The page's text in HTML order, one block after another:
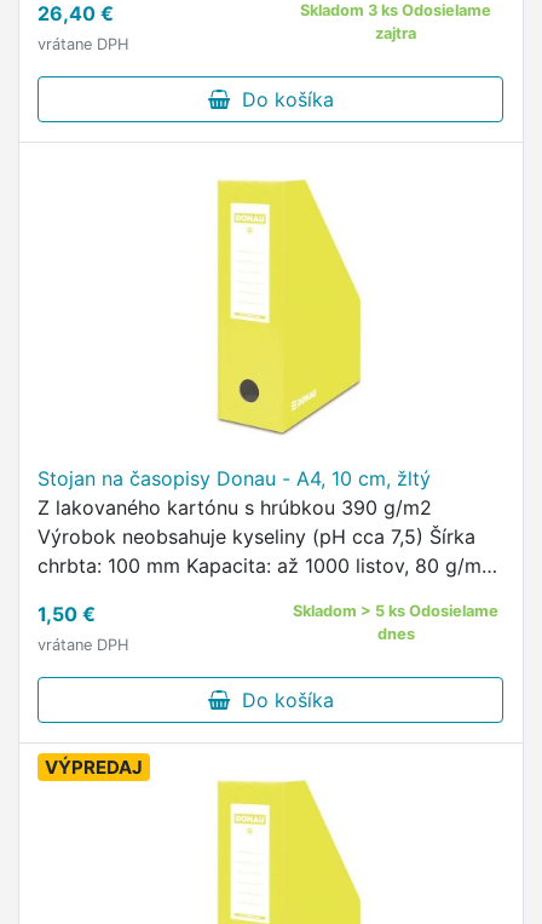
26,40 €
vrátane DPH
Skladom 3 ks Odosielame
zajtra
Do košíka
Stojan na časopisy Donau - A4, 10 cm, žltý
Z lakovaného kartónu s hrúbkou 390 g/m2
Výrobok neobsahuje kyseliny (pH cca 7,5) Šírka
chrbta: 100 mm Kapacita: až 1000 listov, 80 g/m2
krabice z regálu Certifik
1,50 €
vrátane DPH
Skladom > 5 ks Odosielame
dnes
Do košíka
VÝPREDAJ